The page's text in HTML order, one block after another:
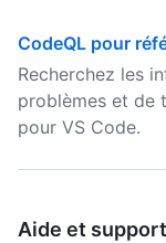
CodeQL pour
Recherchez les
problèmes et de
pour VS Code.
Aide et support